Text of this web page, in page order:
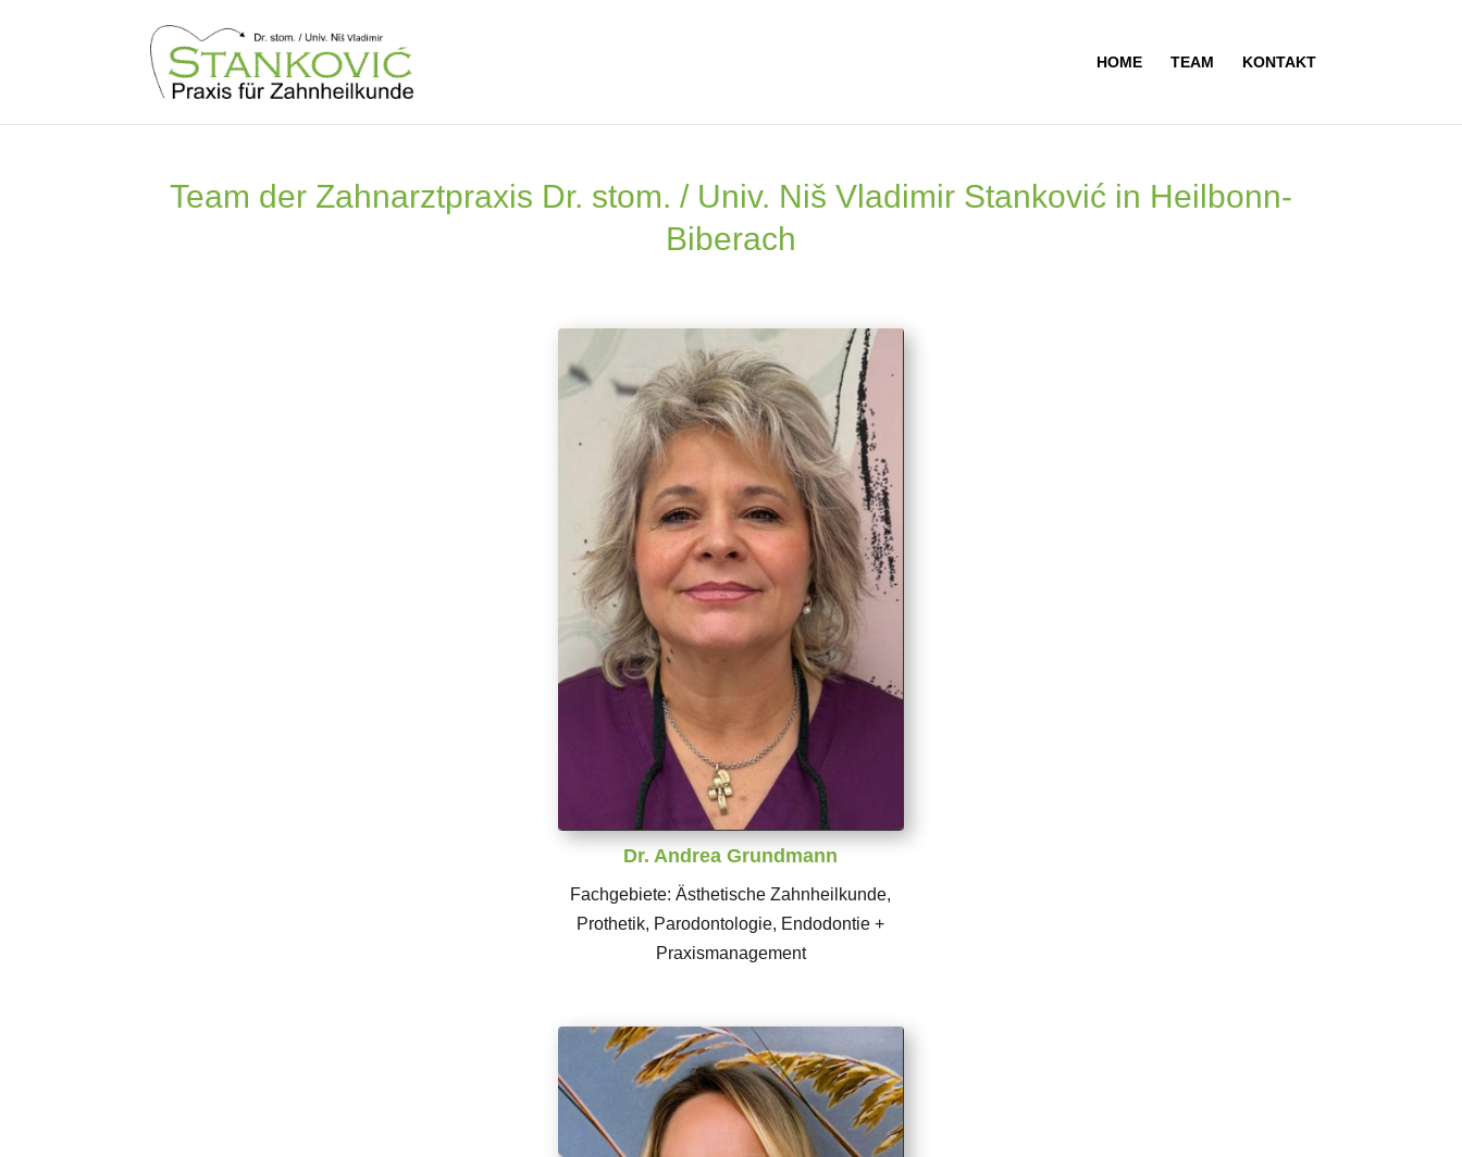
HOME TEAM KONTAKT
Team der Zahnarztpraxis Dr. stom. / Univ. Niš Vladimir Stanković in Heilbonn-
Biberach
Dr. Andrea Grundmann
Fachgebiete: Ästhetische Zahnheilkunde,
Prothetik, Parodontologie, Endodontie +
Praxismanagement